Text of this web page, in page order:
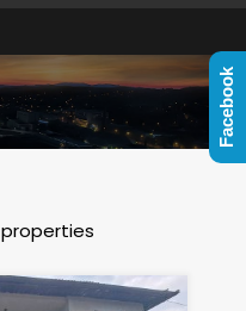
properties
Facebook